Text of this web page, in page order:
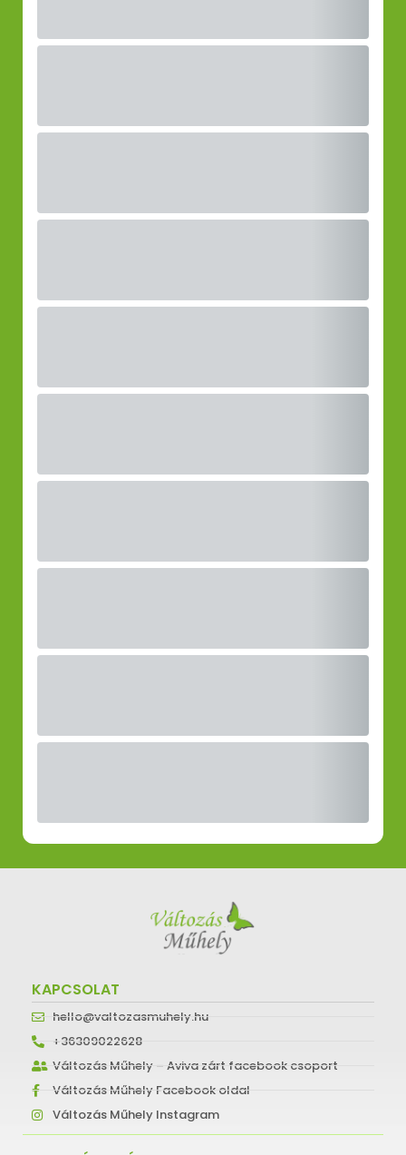
KAPCSOLAT
hello@valtozasmuhely.hu
+36309022628
Változás Műhely – Aviva zárt facebook csoport
Változás Műhely Facebook oldal
Változás Műhely Instagram